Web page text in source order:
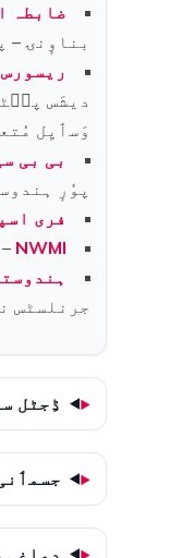
ضابطہ
بناوٕنۍ –
دیشَس
وَسٲیِل
بی بی
پوٗرٕ
فری
NWMI
جرنلسٹس
ڈِجٹل
دماغی